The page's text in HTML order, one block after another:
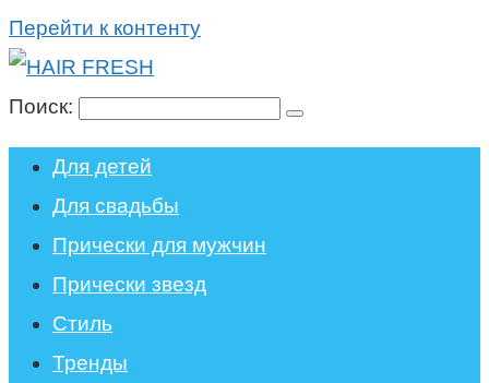
Перейти к контенту
Поиск:
Для детей
Для свадьбы
Прически для мужчин
Прически звезд
Стиль
Тренды